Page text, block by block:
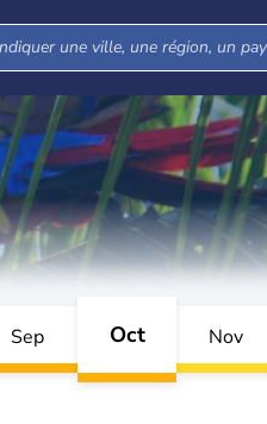
Sep Oct Nov